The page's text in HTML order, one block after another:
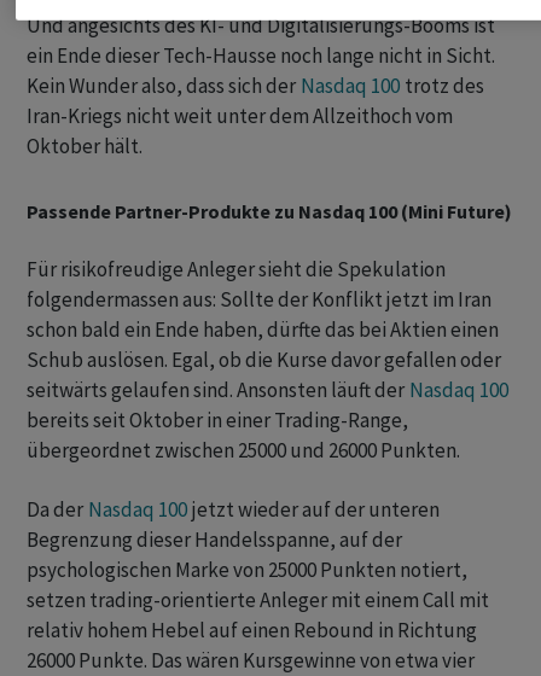
Und angesichts des KI- und Digitalisierungs-Booms ist
ein Ende dieser Tech-Hausse noch lange nicht in Sicht.
Kein Wunder also, dass sich der Nasdaq 100 trotz des
Iran-Kriegs nicht weit unter dem Allzeithoch vom
Oktober hält.
Passende Partner-Produkte zu Nasdaq 100 (Mini Future)
Für risikofreudige Anleger sieht die Spekulation
folgendermassen aus: Sollte der Konflikt jetzt im Iran
schon bald ein Ende haben, dürfte das bei Aktien einen
Schub auslösen. Egal, ob die Kurse davor gefallen oder
seitwärts gelaufen sind. Ansonsten läuft der Nasdaq 100
bereits seit Oktober in einer Trading-Range,
übergeordnet zwischen 25000 und 26000 Punkten.
Da der Nasdaq 100jetzt wieder auf der unteren
Begrenzung dieser Handelsspanne, auf der
psychologischen Marke von 25000 Punkten notiert,
setzen trading-orientierte Anleger mit einem Call mit
relativ hohem Hebel auf einen Rebound in Richtung
26000 Punkte. Das wären Kursgewinne von etwa vier